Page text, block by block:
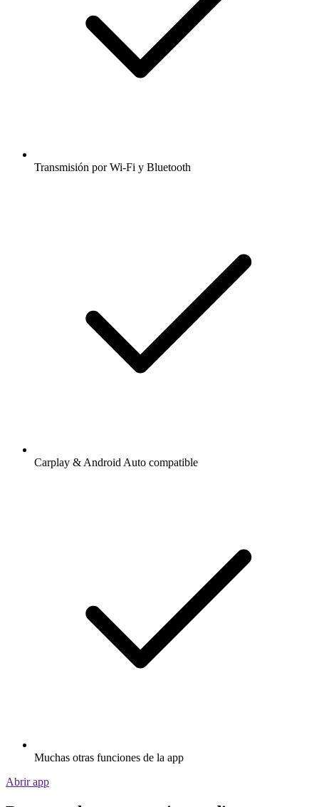
Transmisión por Wi-Fi y Bluetooth
Carplay & Android Auto compatible
Muchas otras funciones de la app
Abrir app